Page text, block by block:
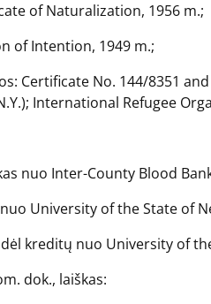
of Naturalization, 1956 m.;
of Intention, 1949 m.;
Certificate No. 144/8351
International Refugee
nuo Inter-County Blood
University of the State of
kreditų nuo University of
dok., laiškas: